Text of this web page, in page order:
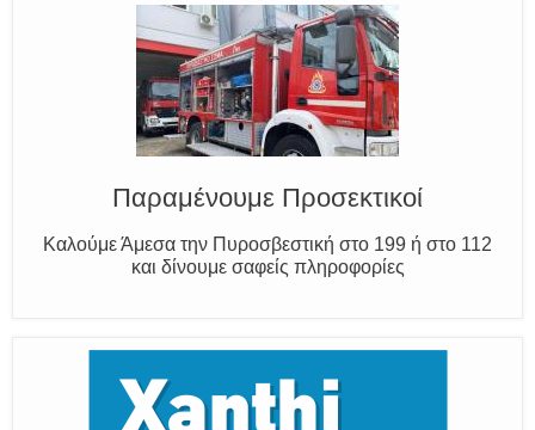
Παραμένουμε Προσεκτικοί
Ο Μύθος της Ξάνθης
Γνωρίζουμε τον Νέστο, την Ξάνθη και τον Κόσυνθο